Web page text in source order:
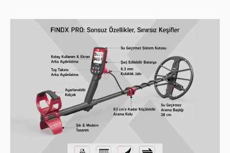
ilişkisi içerisinde olunan üçüncü kişiler ile paylaşılmasını
göstererek onaylıyorum.
Nokta Mühendislik A.Ş. tarafından her çeşit etkinlik,
anket, kampanya, tanıtım, açılış, bilgilendirme vb.
hatırlatmaları ile her türlü sair iletişim çalışmaları
dahilinde tarafıma ticari elektronik ileti (sms, ileti,
sosyal medya, arama vb.) gönderilmesini kabul